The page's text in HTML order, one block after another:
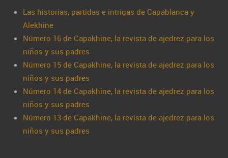
Las historias, partidas e intrigas de Capablanca y
Alekhine
Número 16 de Capakhine, la revista de ajedrez para los
niños y sus padres
Número 15 de Capakhine, la revista de ajedrez para los
niños y sus padres
Número 14 de Capakhine, la revista de ajedrez para los
niños y sus padres
Número 13 de Capakhine, la revista de ajedrez para los
niños y sus padres